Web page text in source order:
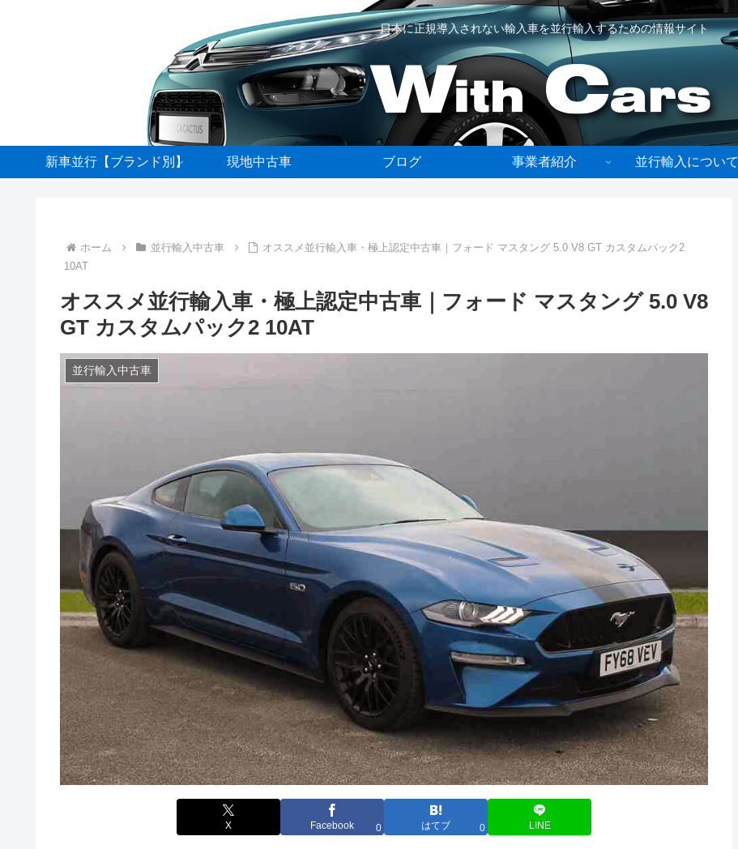
日本に正規導入されない輸入車を並行輸入するための情報サイト
新車並行【ブランド別】 現地中古車 ブログ 事業者紹介 並行輸入について
ホーム 並行輸入中古車
オススメ並行輸入車・極上認定中古車｜フォード マスタング 5.0 V8 GT カスタムパック2
10AT
オススメ並行輸入車・極上認定中古車｜フォード マスタング 5.0 V8
GT カスタムパック2 10AT
並行輸入中古車
X Facebook 0 はてブ 0 LINE